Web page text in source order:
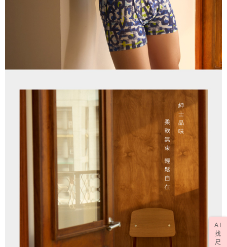
AI
找
尺